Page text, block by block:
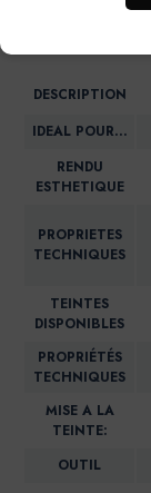
DESCRIPTION
IDEAL POUR…
RENDU
ESTHETIQUE
PROPRIETES
TECHNIQUES
TEINTES
DISPONIBLES
PROPRIÉTÉS
TECHNIQUES
MISE A LA
TEINTE:
OUTIL